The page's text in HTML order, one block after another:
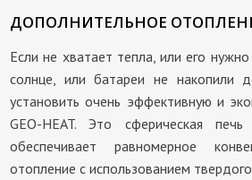
ДОПОЛНИТЕЛЬНОЕ
Если не хватает тепла, или его
солнце, или батареи не накопили
установить очень эффективную и
GEO-HEAT. Это сферическая
обеспечивает равномерное
отопление с использованием